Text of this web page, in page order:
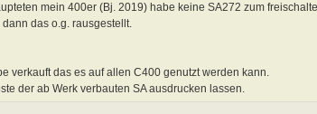
mein 400er (Bj. 2019) habe keine SA272 zum
das o.g. rausgestellt.
verkauft das es auf allen C400 genutzt werden kann.
der ab Werk verbauten SA ausdrucken lassen.